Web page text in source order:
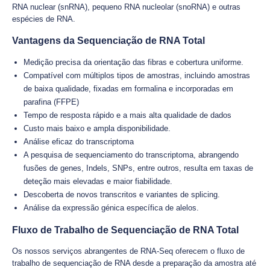
RNA nuclear (snRNA), pequeno RNA nucleolar (snoRNA) e outras
espécies de RNA.
Vantagens da Sequenciação de RNA Total
Medição precisa da orientação das fibras e cobertura uniforme.
Compatível com múltiplos tipos de amostras, incluindo amostras
de baixa qualidade, fixadas em formalina e incorporadas em
parafina (FFPE)
Tempo de resposta rápido e a mais alta qualidade de dados
Custo mais baixo e ampla disponibilidade.
Análise eficaz do transcriptoma
A pesquisa de sequenciamento do transcriptoma, abrangendo
fusões de genes, Indels, SNPs, entre outros, resulta em taxas de
deteção mais elevadas e maior fiabilidade.
Descoberta de novos transcritos e variantes de splicing.
Análise da expressão génica específica de alelos.
Fluxo de Trabalho de Sequenciação de RNA Total
Os nossos serviços abrangentes de RNA-Seq oferecem o fluxo de
trabalho de sequenciação de RNA desde a preparação da amostra até